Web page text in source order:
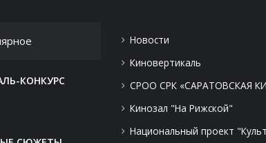
КОНКУРС
Новости
Киновертикаль
СРОО СРК «САРАТОВСКАЯ
Кинозал "На Рижской"
Национальный проект